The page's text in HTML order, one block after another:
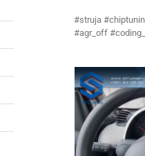
#struja
#agr_off